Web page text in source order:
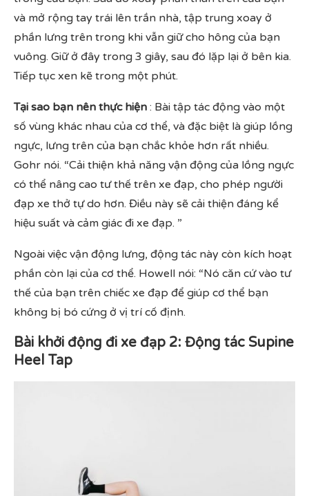
và mở rộng tay trái lên trần nhà, tập trung xoay ở
phần lưng trên trong khi vẫn giữ cho hông của bạn
vuông. Giữ ở đây trong 3 giây, sau đó lặp lại ở bên kia.
Tiếp tục xen kẽ trong một phút.
Tại sao bạn nên thực hiện : Bài tập tác động vào một
số vùng khác nhau của cơ thể, và đặc biệt là giúp lồng
ngực, lưng trên của bạn chắc khỏe hơn rất nhiều.
Gohr nói. “Cải thiện khả năng vận động của lồng ngực
có thể nâng cao tư thế trên xe đạp, cho phép người
đạp xe thở tự do hơn. Điều này sẽ cải thiện đáng kể
hiệu suất và cảm giác đi xe đạp. ”
Ngoài việc vận động lưng, động tác này còn kích hoạt
phần còn lại của cơ thể. Howell nói: “Nó căn cứ vào tư
thế của bạn trên chiếc xe đạp để giúp cơ thể bạn
không bị bó cứng ở vị trí cố định.
Bài khởi động đi xe đạp 2: Động tác Supine
Heel Tap